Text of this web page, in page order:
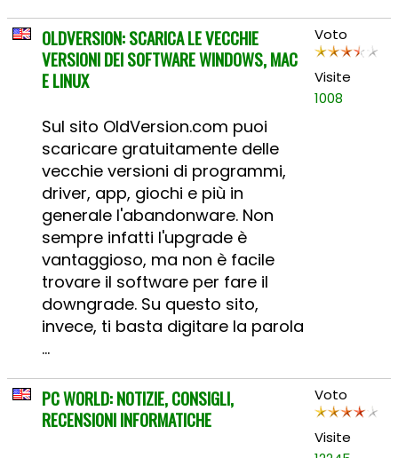
OLDVERSION: SCARICA LE VECCHIE
VERSIONI DEI SOFTWARE WINDOWS, MAC
E LINUX
Sul sito OldVersion.com puoi
scaricare gratuitamente delle
vecchie versioni di programmi,
driver, app, giochi e più in
generale l'abandonware. Non
sempre infatti l'upgrade è
vantaggioso, ma non è facile
trovare il software per fare il
downgrade. Su questo sito,
invece, ti basta digitare la parola
...
Voto
Visite
1008
PC WORLD: NOTIZIE, CONSIGLI,
RECENSIONI INFORMATICHE
Voto
Visite